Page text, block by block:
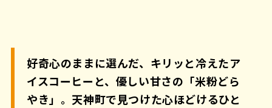
好奇心のままに選んだ、キリッと冷えたア
イスコーヒーと、優しい甘さの「米粉どら
やき」。天神町で見つけた心ほどけるひと